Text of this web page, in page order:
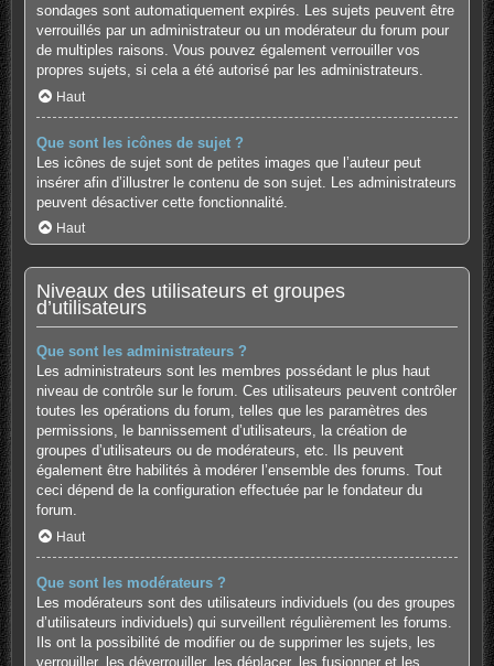
sondages sont automatiquement expirés. Les sujets peuvent être
verrouillés par un administrateur ou un modérateur du forum pour
de multiples raisons. Vous pouvez également verrouiller vos
propres sujets, si cela a été autorisé par les administrateurs.
Haut
Que sont les icônes de sujet ?
Les icônes de sujet sont de petites images que l’auteur peut
insérer afin d’illustrer le contenu de son sujet. Les administrateurs
peuvent désactiver cette fonctionnalité.
Haut
Niveaux des utilisateurs et groupes
d’utilisateurs
Que sont les administrateurs ?
Les administrateurs sont les membres possédant le plus haut
niveau de contrôle sur le forum. Ces utilisateurs peuvent contrôler
toutes les opérations du forum, telles que les paramètres des
permissions, le bannissement d’utilisateurs, la création de
groupes d’utilisateurs ou de modérateurs, etc. Ils peuvent
également être habilités à modérer l’ensemble des forums. Tout
ceci dépend de la configuration effectuée par le fondateur du
forum.
Haut
Que sont les modérateurs ?
Les modérateurs sont des utilisateurs individuels (ou des groupes
d’utilisateurs individuels) qui surveillent régulièrement les forums.
Ils ont la possibilité de modifier ou de supprimer les sujets, les
verrouiller, les déverrouiller, les déplacer, les fusionner et les